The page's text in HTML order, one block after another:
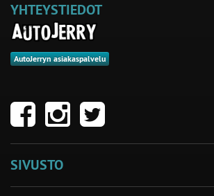
YHTEYSTIEDOT
AutoJerryn asiakaspalvelu
SIVUSTO